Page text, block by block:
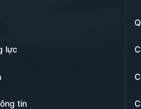
lực
tin